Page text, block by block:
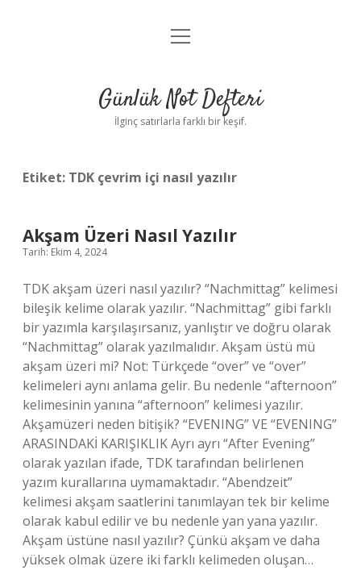
Anasayfa
Yasal Uyarı
menüyü
Günlük Not Defteri
İlginç satırlarla farklı bir keşif.
Etiket: TDK çevrim içi nasıl yazılır
Akşam Üzeri Nasıl Yazılır
Tarih: Ekim 4, 2024
TDK akşam üzeri nasıl yazılır? “Nachmittag” kelimesi
bileşik kelime olarak yazılır. “Nachmittag” gibi farklı
bir yazımla karşılaşırsanız, yanlıştır ve doğru olarak
“Nachmittag” olarak yazılmalıdır. Akşam üstü mü
akşam üzeri mi? Not: Türkçede “over” ve “over”
kelimeleri aynı anlama gelir. Bu nedenle “afternoon”
kelimesinin yanına “afternoon” kelimesi yazılır.
Akşamüzeri neden bitişik? “EVENING” VE “EVENING”
ARASINDAKİ KARIŞIKLIK Ayrı ayrı “After Evening”
olarak yazılan ifade, TDK tarafından belirlenen
yazım kurallarına uymamaktadır. “Abendzeit”
kelimesi akşam saatlerini tanımlayan tek bir kelime
olarak kabul edilir ve bu nedenle yan yana yazılır.
Akşam üstüne nasıl yazılır? Çünkü akşam ve daha
yüksek olmak üzere iki farklı kelimeden oluşan…